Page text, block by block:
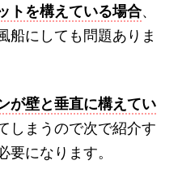
トを構えている場合、
船にしても問題ありま
が壁と垂直に構えてい
しまうので次で紹介す
になります。